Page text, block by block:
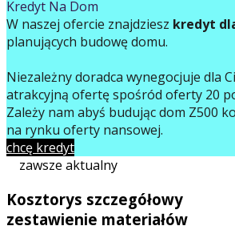
Kredyt Na Dom
W naszej ofercie znajdziesz kredyt
planujących budowę domu.
Niezależny doradca wynegocjuje dla
atrakcyjną ofertę spośród oferty 20
Zależy nam abyś budując dom Z500
na rynku oferty finansowej.
chcę kredyt
zawsze aktualny
Kosztorys szczegółowy
zestawienie materiałów